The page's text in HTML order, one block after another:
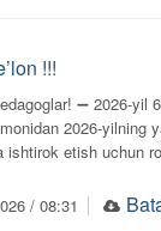
!!!
➖ 2026-
2026-yilning
ishtirok etish uchun
/ 08:31